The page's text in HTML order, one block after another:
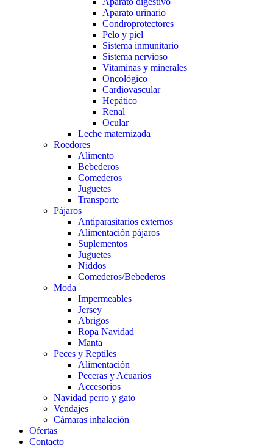
Aparato urinario
Condroprotectores
Pelo y piel
Sistema inmunitario
Sistema nervioso
Vitaminas y minerales
Oncológico
Cardiovascular
Hepático
Renal
Ocular
Leche maternizada
Roedores
Alimento
Bebederos
Comederos
Juguetes
Transporte
Pájaros
Antiparasitarios externos
Alimentación pájaros
Suplementos
Juguetes
Niddos
Comederos/Bebederos
Moda
Impermeables
Jersey
Abrigos
Ropa Navidad
Manta
Peces y Reptiles
Alimentación
Peceras y Acuarios
Accesorios
Navidad perro y gato
Vendajes
Cámaras inhalación
Ofertas
Contacto